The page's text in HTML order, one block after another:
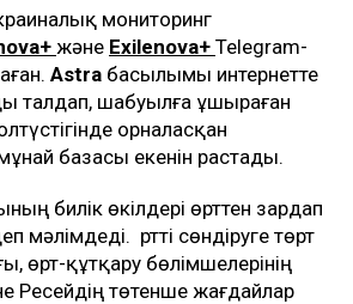
мониторинг
және Exilenova+ Telegram-
Astra басылымы интернетте
талдап, шабуылға ұшыраған
орналасқан
базасы екенін растады.
билік өкілдері өрттен зардап
мәлімдеді. Өртті сөндіруге төрт
өрт-құтқару бөлімшелерінің
Ресейдің төтенше жағдайлар